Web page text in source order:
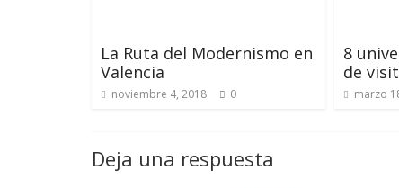
La Ruta del Modernismo en
Valencia
noviembre 4, 2018 0
8
de
marzo
Deja una respuesta